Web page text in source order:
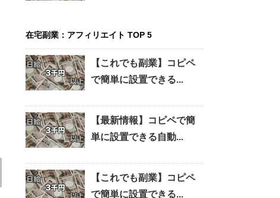
在宅副業：アフィリエイト TOP 5
【これでも副業】コピペ
で簡単に設置できる...
【最新情報】コピペで簡
単に設置できる自動...
【これでも副業】コピペ
で簡単に設置できる...